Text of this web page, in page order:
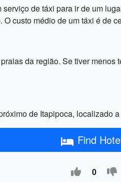
de táxi para ir de um
custo médio de um táxi é de
da região. Se tiver
de Itapipoca, localizado
Find
0